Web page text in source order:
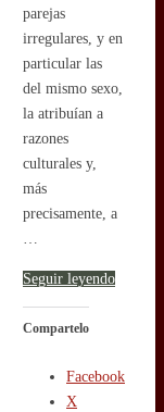
parejas
irregulares, y en
particular las
del mismo sexo,
la atribuían a
razones
culturales y,
más
precisamente, a
…
Seguir leyendo
Compartelo
Facebook
X